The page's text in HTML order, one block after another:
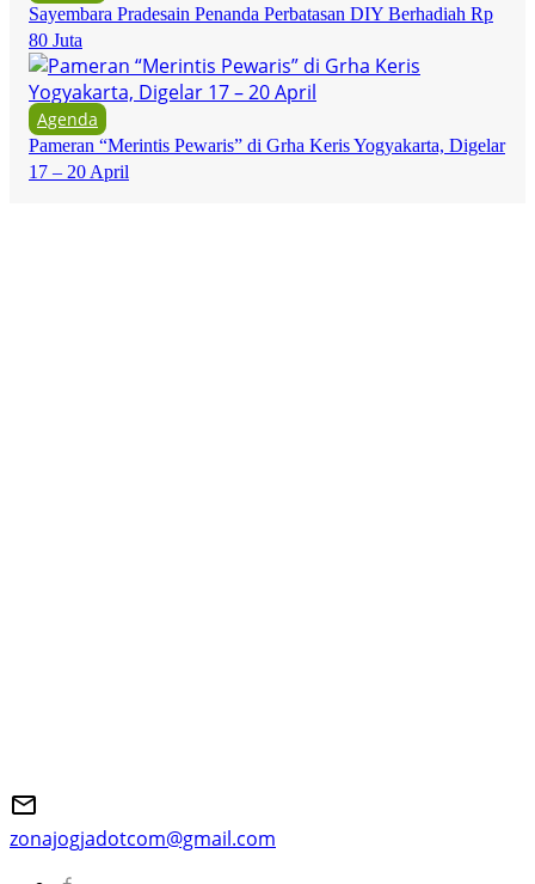
Sayembara Pradesain Penanda Perbatasan DIY Berhadiah Rp
80 Juta
Agenda
Pameran “Merintis Pewaris” di Grha Keris Yogyakarta, Digelar
17 – 20 April
zonajogjadotcom@gmail.com